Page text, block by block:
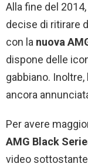
Alla fine del
decise di ritirare
con la nuova
dispone delle
gabbiano. Inoltre,
ancora
Per avere
AMG Black
video